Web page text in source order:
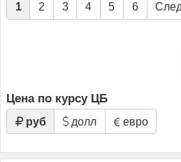
1 2 3 4 5 6
Цена по курсу ЦБ
руб долл евро